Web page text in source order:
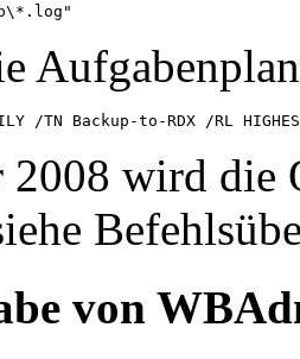
/TN Backup-to-RDX /RL
2008 wird die
von